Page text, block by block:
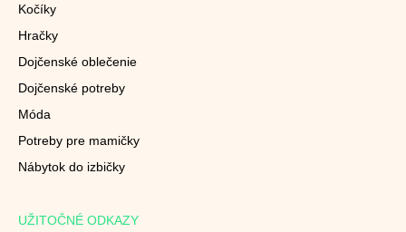
Kočíky
Hračky
Dojčenské oblečenie
Dojčenské potreby
Móda
Potreby pre mamičky
Nábytok do izbičky
UŽITOČNÉ ODKAZY